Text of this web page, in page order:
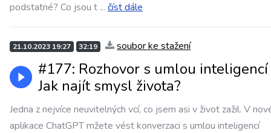
podstatné? Co jsou t ... číst dále
21.10.2023 19:27 32:19 soubor ke stažení
#177: Rozhovor s umlou
Jak najít smysl života?
Jedna z nejvíce neuvitelných vcí, co jsem asi v život zažil. V
aplikace ChatGPT mžete vést konverzaci s umlou inteligencí